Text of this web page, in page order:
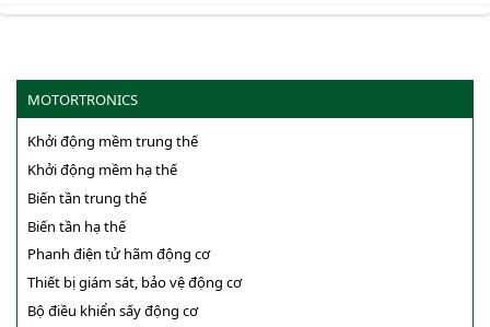
MOTORTRONICS
Khởi động mềm trung thế
Khởi động mềm hạ thế
Biến tần trung thế
Biến tần hạ thế
Phanh điện tử hãm động cơ
Thiết bị giám sát, bảo vệ động cơ
Bộ điều khiển sấy động cơ